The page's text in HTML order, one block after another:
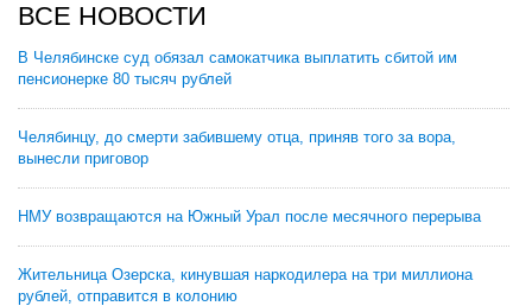
ВСЕ НОВОСТИ
В Челябинске суд обязал самокатчика выплатить сбитой им
пенсионерке 80 тысяч рублей
Челябинцу, до смерти забившему отца, приняв того за вора,
вынесли приговор
НМУ возвращаются на Южный Урал после месячного перерыва
Жительница Озерска, кинувшая наркодилера на три миллиона
рублей, отправится в колонию